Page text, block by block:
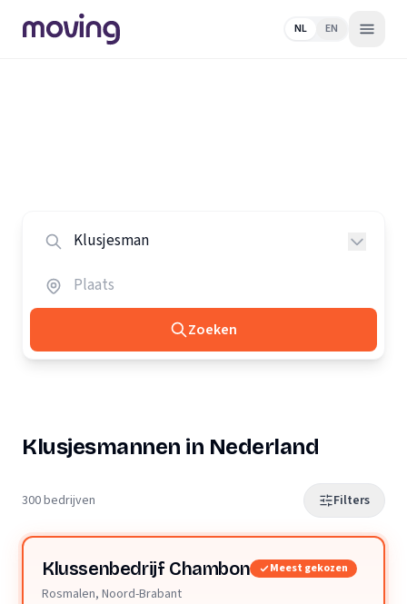
NL EN
Zoeken
Klusjesmannen in Nederland
300 bedrijven Filters
Klussenbedrijf Chambon Meest gekozen
Rosmalen, Noord-Brabant